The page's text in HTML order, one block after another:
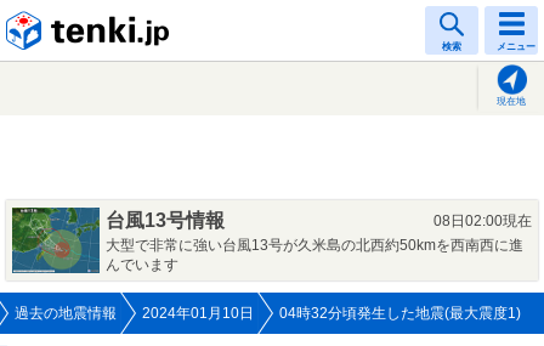
検索 メニュー
現在地
台風13号情報
08日02:00現在
大型で非常に強い台風13号が久米島の北西約50kmを西南西に進
んでいます
過去の地震情報 2024年01月10日 04時32分頃発生した地震(最大震度1)